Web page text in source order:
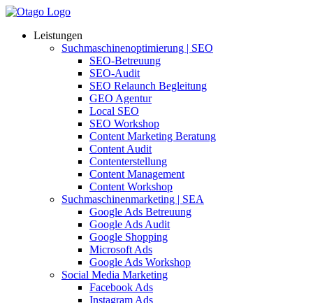
Leistungen
Suchmaschinenoptimierung | SEO
SEO-Betreuung
SEO-Audit
SEO Relaunch Begleitung
GEO Agentur
Local SEO
SEO Workshop
Content Marketing Beratung
Content Audit
Contenterstellung
Content Management
Content Workshop
Suchmaschinenmarketing | SEA
Google Ads Betreuung
Google Ads Audit
Google Shopping
Microsoft Ads
Google Ads Workshop
Social Media Marketing
Facebook Ads
Instagram Ads